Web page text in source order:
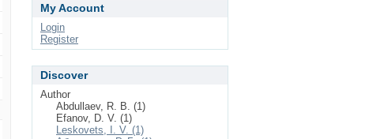
My Account
Login
Register
Discover
Author
Abdullaev, R. B. (1)
Efanov, D. V. (1)
Leskovets, I. V. (1)